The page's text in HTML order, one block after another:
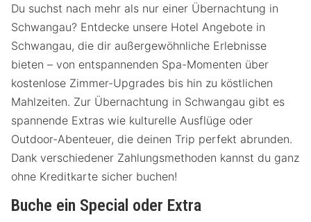
Du suchst nach mehr als nur einer Übernachtung in
Schwangau? Entdecke unsere Hotel Angebote in
Schwangau, die dir außergewöhnliche Erlebnisse
bieten – von entspannenden Spa-Momenten über
kostenlose Zimmer-Upgrades bis hin zu köstlichen
Mahlzeiten. Zur Übernachtung in Schwangau gibt es
spannende Extras wie kulturelle Ausflüge oder
Outdoor-Abenteuer, die deinen Trip perfekt abrunden.
Dank verschiedener Zahlungsmethoden kannst du ganz
ohne Kreditkarte sicher buchen!
Buche ein Special oder Extra